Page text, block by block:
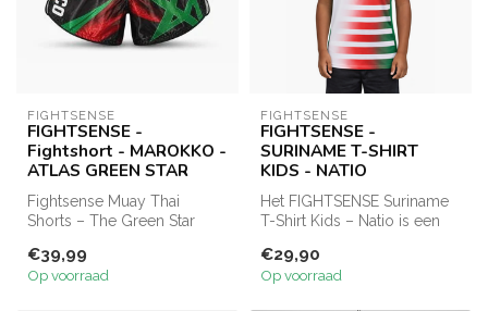
FIGHTSENSE
FIGHTSENSE -
Fightshort - MAROKKO -
ATLAS GREEN STAR
Fightsense Muay Thai
Shorts – The Green Star
soepel p...
€39,99
Op voorraad
FIGHTSENSE
FIGHTSENSE -
SURINAME T-SHIRT
KIDS - NATIO
Het FIGHTSENSE Suriname
T-Shirt Kids – Natio is een
suppo...
€29,90
Op voorraad